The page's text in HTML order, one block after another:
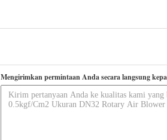
Mengirimkan permintaan Anda secara langsung